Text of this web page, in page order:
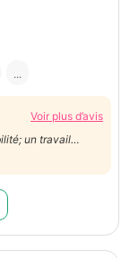
...
Voir plus d’avis
un travail
!